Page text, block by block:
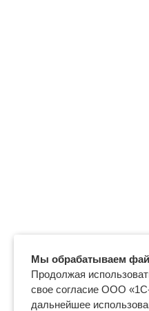
Мы обрабатываем
Продолжая
свое согласие ООО
дальнейшее